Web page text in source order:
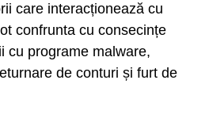
care interacționează cu
confrunta cu consecințe
cu programe malware,
de conturi și furt de